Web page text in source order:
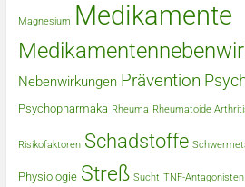
Magnesium Medikamente
Nebenwirkungen Prävention
Psychopharmaka Rheuma Rheumatoide
Risikofaktoren Schadstoffe
Physiologie Streß Sucht TNF-Antagonisten